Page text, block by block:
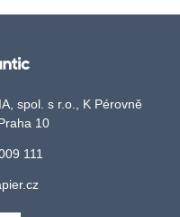
spol. s r.o., K Pérovně
10
111